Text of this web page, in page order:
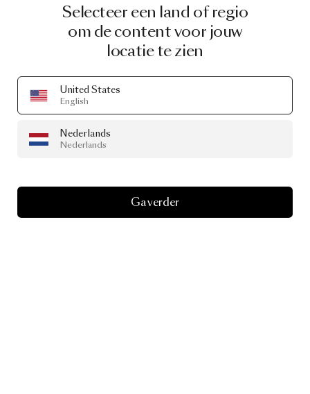
Selecteer een land of regio
om de content voor jouw
locatie te zien
United States
English
Nederlands
Nederlands
Ga verder